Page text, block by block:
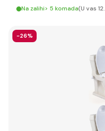
Na zalihi> 5 komada(U vas
-26%